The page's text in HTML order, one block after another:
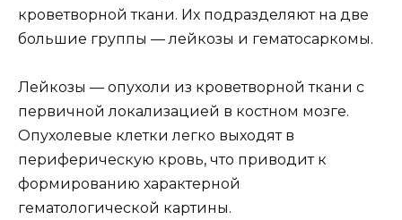
кроветворной ткани. Их подразделяют на две
большие группы — лейкозы и гематосаркомы.
Лейкозы — опухоли из кроветворной ткани с
первичной локализацией в костном мозге.
Опухолевые клетки легко выходят в
периферическую кровь, что приводит к
формированию характерной
гематологической картины.